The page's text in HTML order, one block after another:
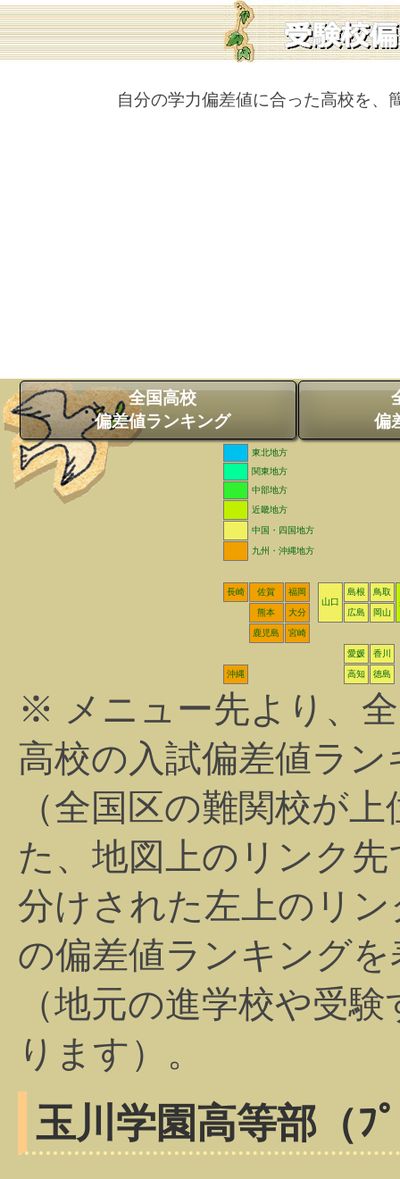
自分の学力偏差値に合った高校を、
全国高校
偏差値ランキング
偏
東北地方
関東地方
中部地方
近畿地方
中国・四国地方
九州・沖縄地方
長崎 佐賀
福岡
山口
島根
鳥取
熊本
大分 広島 岡山
鹿児島 宮崎
愛媛 香川
沖縄 高知 徳島
※ メニュー先より、
高校の入試偏差値ラ
（全国区の難関校が
た、地図上のリンク
分けされた左上のリ
の偏差値ランキング
（地元の進学校や受
ります）。
玉川学園高等部（ﾌ